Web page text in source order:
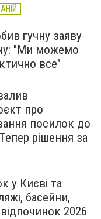
гучну заяву
"Ми можемо
все"
про
посилок до
рішення за
у Києві та
басейни,
2026